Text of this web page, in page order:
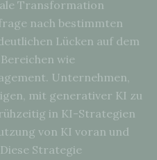
Transformation
nach bestimmten
Lücken auf dem
wie
Unternehmen,
mit generativer KI zu
in KI-Strategien
von KI voran und
Strategie